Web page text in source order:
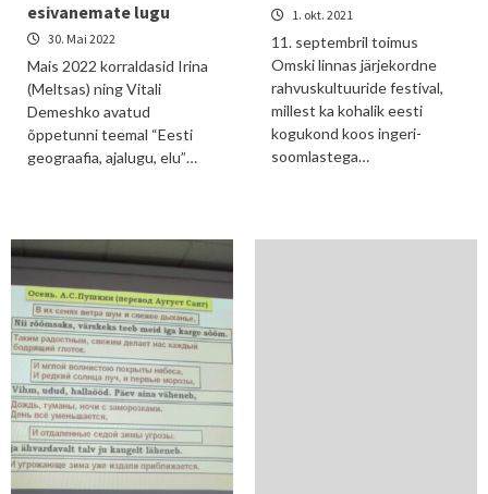
esivanemate lugu
30. Mai 2022
Mais 2022 korraldasid Irina
(Meltsas) ning Vitali
Demeshko avatud
õppetunni teemal “Eesti
geograafia, ajalugu, elu”…
1. okt. 2021
11. septembril toimus
Omski linnas järjekordne
rahvuskultuuride festival,
millest ka kohalik eesti
kogukond koos ingeri-
soomlastega…